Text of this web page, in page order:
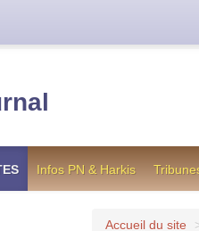
Infos PN & Harkis
Accueil du site
l’ancienne formule